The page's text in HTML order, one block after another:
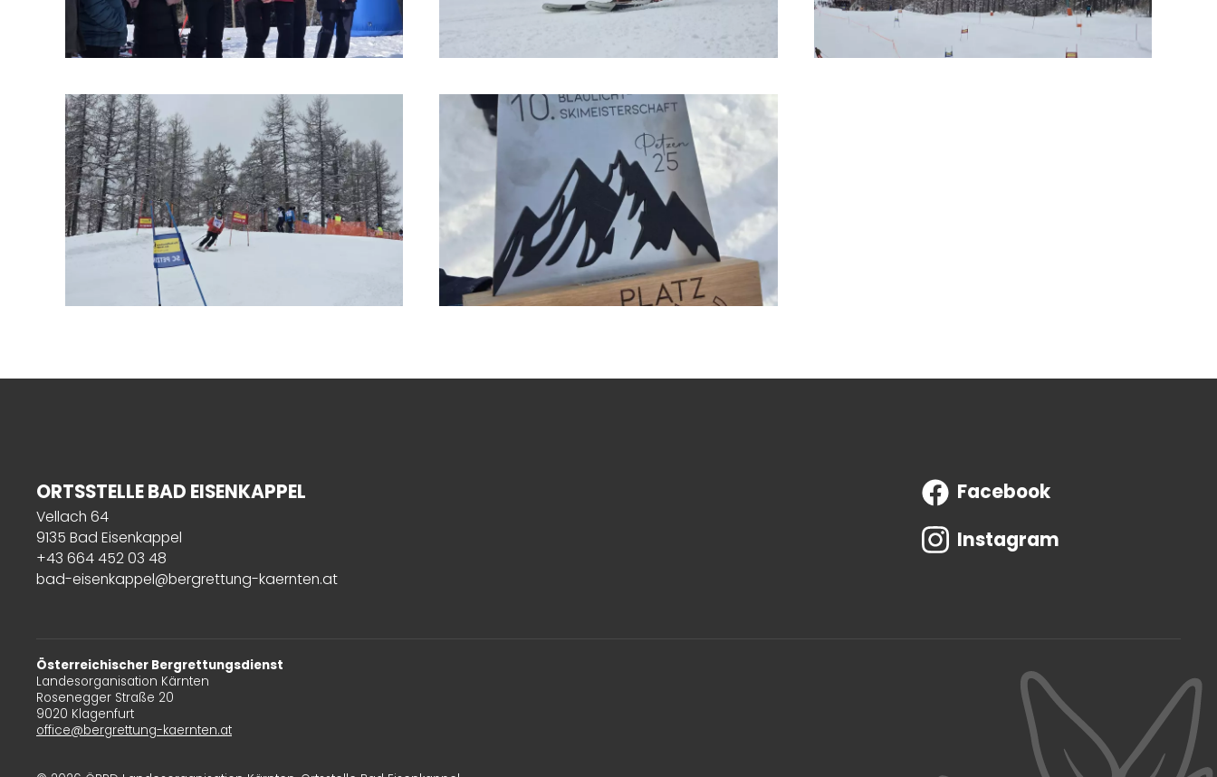
ORTSSTELLE BAD EISENKAPPEL
Vellach 64
9135 Bad Eisenkappel
+43 664 452 03 48
bad-eisenkappel@bergrettung-kaernten.at
Facebook
Instagram
Österreichischer Bergrettungsdienst
Landesorganisation Kärnten
Rosenegger Straße 20
9020 Klagenfurt
office@bergrettung-kaernten.at